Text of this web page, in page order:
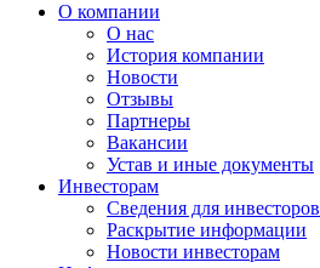
О компании
О нас
История компании
Новости
Отзывы
Партнеры
Вакансии
Устав и иные документы
Инвесторам
Сведения для инвесторов
Раскрытие информации
Новости инвесторам